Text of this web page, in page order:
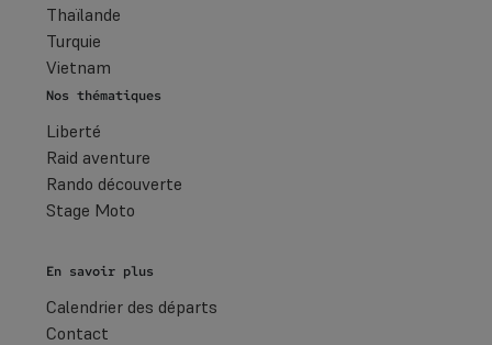
Thaïlande
Turquie
Vietnam
Nos thématiques
Liberté
Raid aventure
Rando découverte
Stage Moto
En savoir plus
Calendrier des départs
Contact